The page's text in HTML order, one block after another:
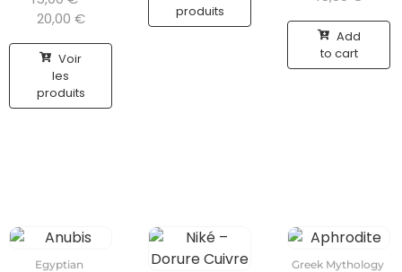
20,00 €
Voir
les
produits
produits
Add
to cart
Egyptian
Greek Mythology